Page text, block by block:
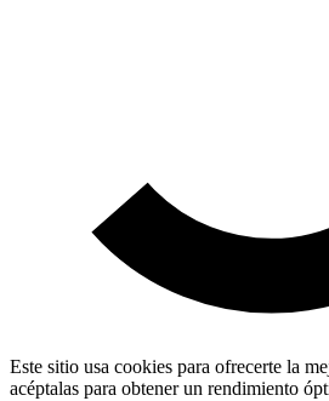
Este sitio usa cookies para ofrecerte la
acéptalas para obtener un rendimiento